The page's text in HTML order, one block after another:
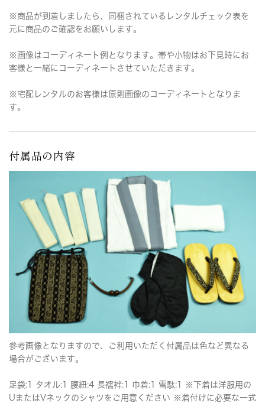
※商品が到着しましたら、同梱されているレンタルチェック表を
元に商品のご確認をお願いします。
※画像はコーディネート例となります。帯や小物はお下見時にお
客様と一緒にコーディネートさせていただきます。
※宅配レンタルのお客様は原則画像のコーディネートとなりま
す。
付属品の内容
参考画像となりますので、ご利用いただく付属品は色など異なる
場合がございます。
足袋:1 タオル:1 腰紐:4 長襦袢:1 巾着:1 雪駄:1 ※下着は洋服用の
UまたはVネックのシャツをご用意ください ※着付けに必要な一式